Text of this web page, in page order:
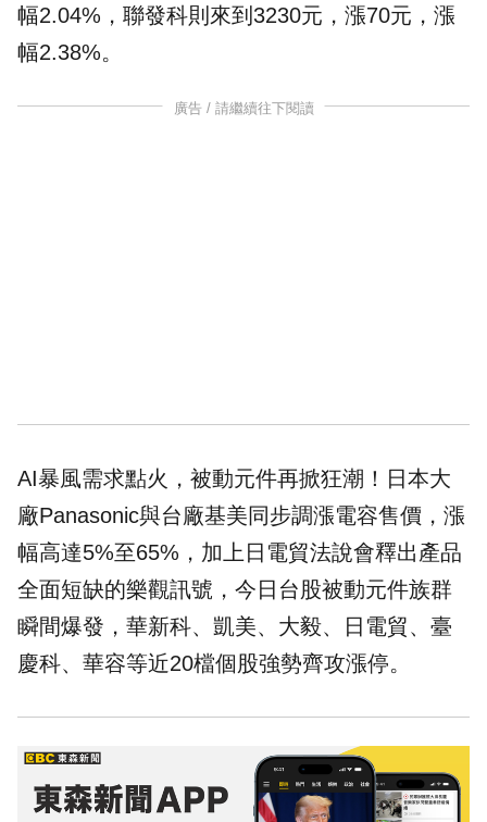
幅2.04%，聯發科則來到3230元，漲70元，漲
幅2.38%。
廣告 / 請繼續往下閱讀
AI暴風需求點火， 被動元件再掀狂潮！日本大
廠Panasonic與台廠基美同步調漲電容售價，漲
幅高達5%至65%，加上日電貿法說會釋出產品
全面短缺的樂觀訊號，今日台股被動元件族群
瞬間爆發，華新科、凱美、大毅、日電貿、臺
慶科、華容等近20檔個股強勢齊攻漲停。